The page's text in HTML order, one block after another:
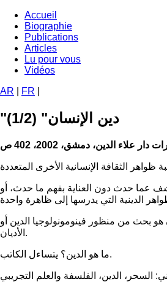
Aller
contenu
principal
Navigation
principale
Accueil
Biographie
Publications
Articles
Lu pour vous
Vidéos
AR
FR
"دين الإنسان" (1/2)
عما حدث دون العناية بفهم ما حدث، أو
هو بحث من منظور فينومونولوجيا الدين أو
الأديان.
ما هو الدين؟ يتساءل الكاتب.